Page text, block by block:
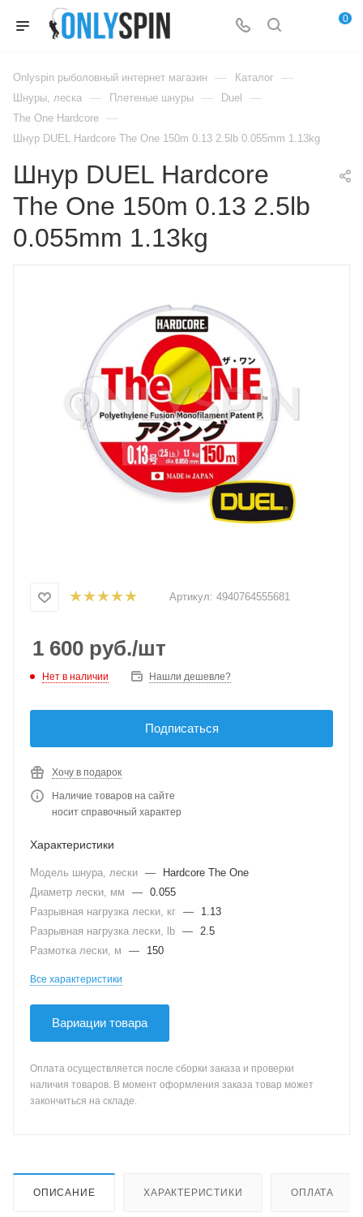
0
Onlyspin рыболовный интернет магазин — Каталог —
Шнуры, леска — Плетеные шнуры — Duel —
The One Hardcore —
Шнур DUEL Hardcore The One 150m 0.13 2.5lb 0.055mm 1.13kg
Шнур DUEL Hardcore
The One 150m 0.13 2.5lb
0.055mm 1.13kg
Артикул: 4940764555681
1 600 руб./шт
Нет в наличии Нашли дешевле?
Подписаться
Хочу в подарок
Наличие товаров на сайте
носит справочный характер
Характеристики
Модель шнура, лески —
Hardcore The One
Диаметр лески, мм
— 0.055
Разрывная нагрузка лески, кг —
1.13
Разрывная нагрузка лески, lb — 2.5
Размотка лески, м
— 150
Все характеристики
Вариации товара
Оплата осуществляется после сборки заказа и проверки
наличия товаров. В момент оформления заказа товар может
закончиться на складе.
ОПИСАНИЕ ХАРАКТЕРИСТИКИ ОПЛАТА